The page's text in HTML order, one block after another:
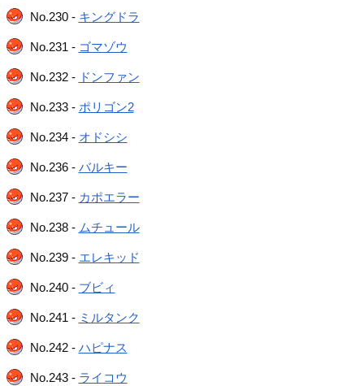
No.230 - キングドラ
No.231 - ゴマゾウ
No.232 - ドンファン
No.233 - ポリゴン2
No.234 - オドシシ
No.236 - バルキー
No.237 - カポエラー
No.238 - ムチュール
No.239 - エレキッド
No.240 - ブビィ
No.241 - ミルタンク
No.242 - ハピナス
No.243 - ライコウ